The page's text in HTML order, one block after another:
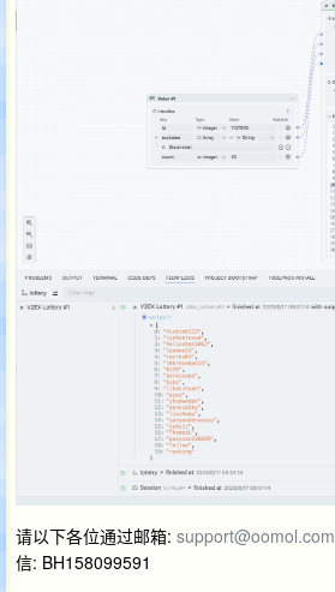
请以下各位通过邮箱: support@oomol.com
信: BH158099591